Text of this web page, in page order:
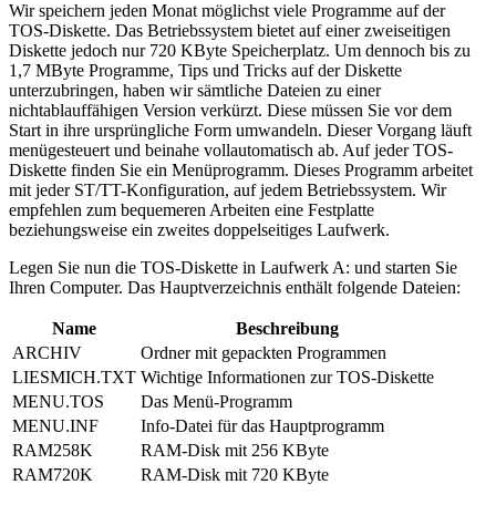
Wir speichern jeden Monat möglichst viele Programme auf der
TOS-Diskette. Das Betriebssystem bietet auf einer zweiseitigen
Diskette jedoch nur 720 KByte Speicherplatz. Um dennoch bis zu
1,7 MByte Programme, Tips und Tricks auf der Diskette
unterzubringen, haben wir sämtliche Dateien zu einer
nichtablauffähigen Version verkürzt. Diese müssen Sie vor dem
Start in ihre ursprüngliche Form umwandeln. Dieser Vorgang läuft
menügesteuert und beinahe vollautomatisch ab. Auf jeder TOS-
Diskette finden Sie ein Menüprogramm. Dieses Programm arbeitet
mit jeder ST/TT-Konfiguration, auf jedem Betriebssystem. Wir
empfehlen zum bequemeren Arbeiten eine Festplatte
beziehungsweise ein zweites doppelseitiges Laufwerk.
Legen Sie nun die TOS-Diskette in Laufwerk A: und starten Sie
Ihren Computer. Das Hauptverzeichnis enthält folgende Dateien:
Name
Beschreibung
ARCHIV
Ordner mit gepackten Programmen
LIESMICH.TXT Wichtige Informationen zur TOS-Diskette
MENU.TOS
Das Menü-Programm
MENU.INF
Info-Datei für das Hauptprogramm
RAM258K
RAM-Disk mit 256 KByte
RAM720K
RAM-Disk mit 720 KByte